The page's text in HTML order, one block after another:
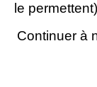
le
Continuer à